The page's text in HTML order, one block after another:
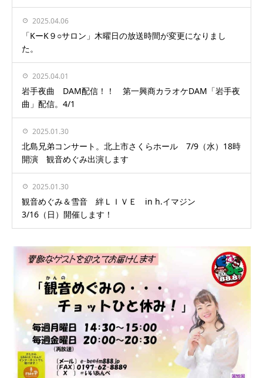
2025.04.06
「KーK９○サロン」木曜日の放送時間が変更になりまし
た。
2025.04.01
岩手夜曲 DAM配信！！ 第一興商カラオケDAM「岩手夜
曲」配信。4/1
2025.01.30
北島兄弟コンサート。北上市さくらホール 7/9（水）18時
開演 観音めぐみ出演します
2025.01.30
観音めぐみ＆雪音 絆ＬＩＶＥ in h.イマジン
3/16（日）開催します！